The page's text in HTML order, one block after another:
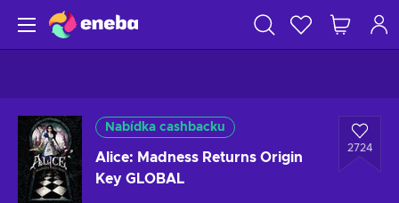
Nabídka cashbacku
Alice: Madness Returns Origin
Key GLOBAL
2724